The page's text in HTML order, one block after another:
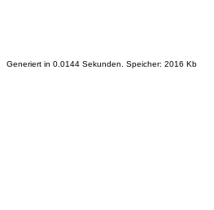
Generiert in 0.0144 Sekunden. Speicher: 2016 Kb